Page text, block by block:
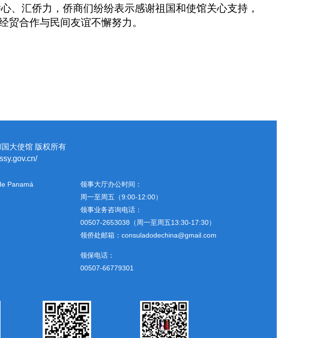
、汇侨力，侨商们纷纷表示感谢祖国和使馆关心支持，
合作与民间友谊不懈努力。
大使馆 版权所有
Panamá
领事大厅办公时间：
周一至周五（9:00-12:00）
领事业务咨询电话：
00507-2653038（周一至周五13:30-17:30）
领侨处邮箱：consuladodechina@gmail.com
领保电话：
00507-66779301